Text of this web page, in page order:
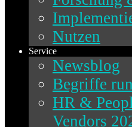
Nutzen
Service
Newsblog
Begriffe
HR &
Vendors